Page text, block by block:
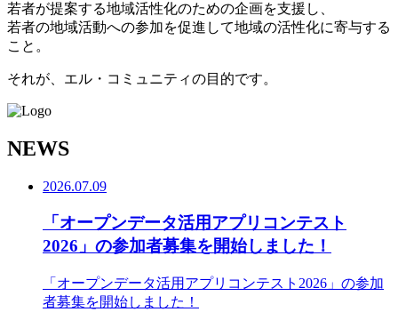
若者が提案する地域活性化のための企画を支援し、
若者の地域活動への参加を促進して地域の活性化に寄与する
こと。
それが、エル・コミュニティの目的です。
NEWS
2026.07.09
「オープンデータ活用アプリコンテスト
2026」の参加者募集を開始しました！
「オープンデータ活用アプリコンテスト2026」の参加
者募集を開始しました！